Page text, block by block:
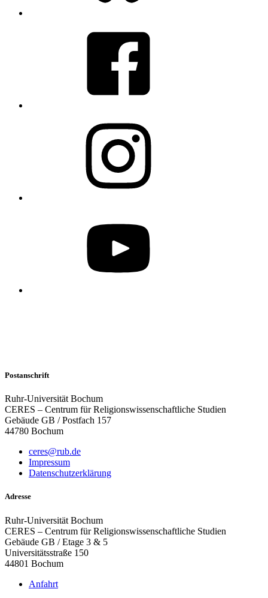
Postanschrift
Ruhr-Universität Bochum
CERES – Centrum für Religionswissenschaftliche Studien
Gebäude GB / Postfach 157
44780 Bochum
ceres@rub.de
Impressum
Datenschutzerklärung
Adresse
Ruhr-Universität Bochum
CERES – Centrum für Religionswissenschaftliche Studien
Gebäude GB / Etage 3 & 5
Universitätsstraße 150
44801 Bochum
Anfahrt